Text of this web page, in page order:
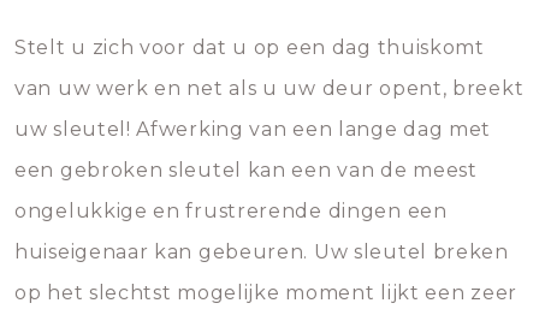
Stelt u zich voor dat u op een dag thuiskomt
van uw werk en net als u uw deur opent, breekt
uw sleutel! Afwerking van een lange dag met
een gebroken sleutel kan een van de meest
ongelukkige en frustrerende dingen een
huiseigenaar kan gebeuren. Uw sleutel breken
op het slechtst mogelijke moment lijkt een zeer